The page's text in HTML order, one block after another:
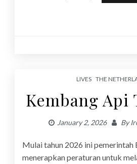
LIVES THE
Kembang Api
January 2, 2026 By
Mulai tahun 2026 ini pemerintah
menerapkan peraturan untuk